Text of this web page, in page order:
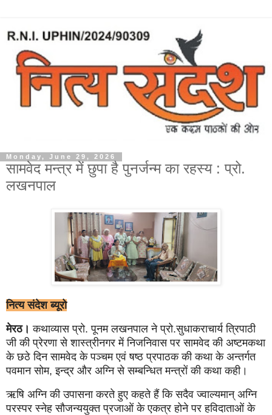
Monday, June 29, 2026
सामवेद मन्त्र में छुपा है पुनर्जन्म का रहस्य : प्रो.
लखनपाल
नित्य संदेश ब्यूरो
मेरठ।कथाव्यास प्रो. पूनम लखनपाल ने प्रो.सुधाकराचार्य त्रिपाठी
जी की प्रेरणा से शास्त्रीनगर में निजनिवास पर सामवेद की अष्टमकथा
के छठे दिन सामवेद के पञ्चम एवं षष्ठ प्रपाठक की कथा के अन्तर्गत
पवमान सोम, इन्द्र और अग्नि से सम्बन्धित मन्त्रों की कथा कही।
ऋषि अग्नि की उपासना करते हुए कहते हैं कि सदैव ज्वाल्यमान् अग्नि
परस्पर स्नेह सौजन्ययुक्त प्रजाओं के एकत्र होने पर हविदाताओं के